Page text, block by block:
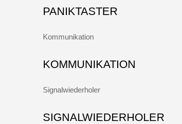
PANIKTASTER
Kommunikation
KOMMUNIKATION
Signalwiederholer
SIGNALWIEDERHOLER